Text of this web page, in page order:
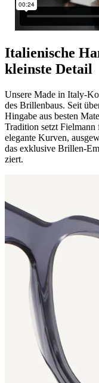
​Italienische
kleinste Detail
Unsere Made in Italy-
des Brillenbaus. Seit
Hingabe aus besten
Tradition setzt
elegante Kurven,
das exklusive Brillen-
ziert.